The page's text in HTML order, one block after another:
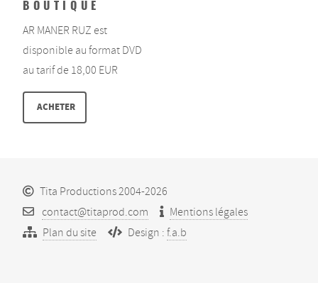
BOUTIQUE
AR MANER RUZ est
disponible au format DVD
au tarif de 18,00 EUR
ACHETER
Tita Productions 2004-2026
contact@titaprod.com
Mentions légales
Plan du site
Design : f.a.b